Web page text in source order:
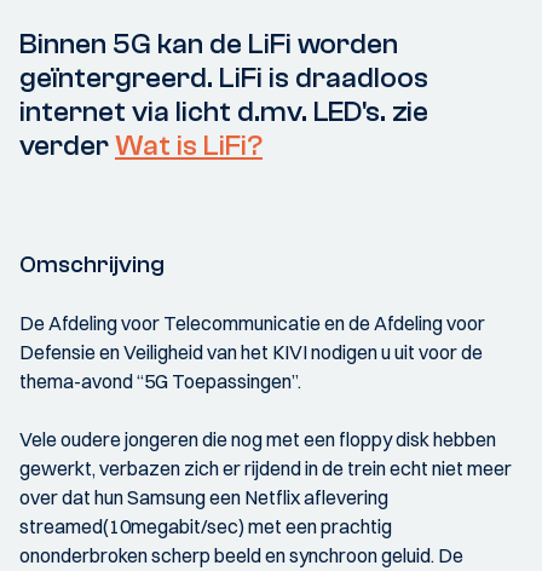
Binnen 5G kan de LiFi worden
geïntergreerd. LiFi is draadloos
internet via licht d.mv. LED's. zie
verderWat is LiFi?
Omschrijving
De Afdeling voor Telecommunicatie en de Afdeling voor
Defensie en Veiligheid van het KIVI nodigen u uit voor de
thema-avond “5G Toepassingen”.
Vele oudere jongeren die nog met een floppy disk hebben
gewerkt, verbazen zich er rijdend in de trein echt niet meer
over dat hun Samsung een Netflix aflevering
streamed(10megabit/sec) met een prachtig
ononderbroken scherp beeld en synchroon geluid. De